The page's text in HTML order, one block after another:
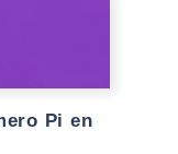
Pi en